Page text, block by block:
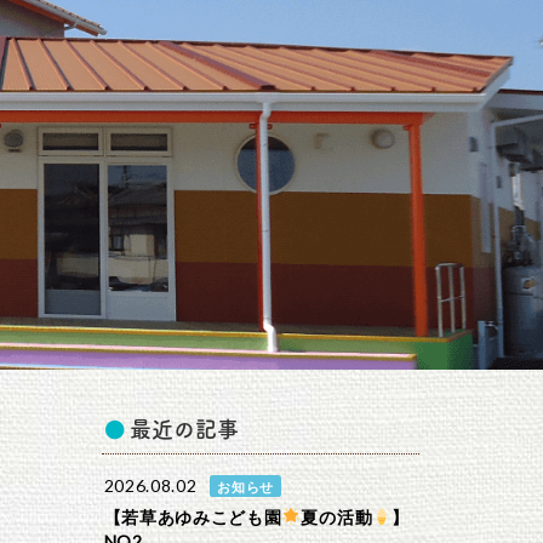
最近の記事
2026.08.02 お知らせ
【若草あゆみこども園 夏の活動
】